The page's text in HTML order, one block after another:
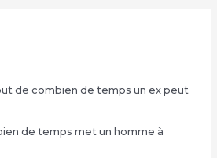
de combien de temps un ex peut
de temps met un homme à